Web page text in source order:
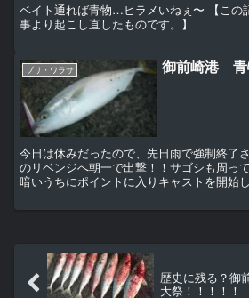
ベイト通れば青物…ヒラメいねぇ〜 【この
事より起こし直したものです。】
ブリ・ワラサ 御前崎港 青
今日は休みだったので、先日雨で強制終了
のリベンジへ朝一で出撃！！サゴシも周っ
暗いうちにポイントに入りキャストを開始
歴史に残る？御
大祭！！！！！